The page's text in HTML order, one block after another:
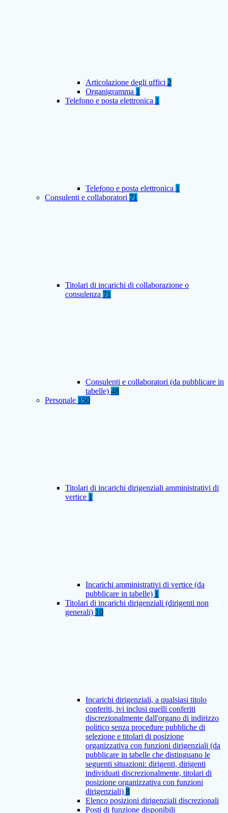
Articolazione degli uffici 2
Organigramma 1
Telefono e posta elettronica 1
Telefono e posta elettronica 1
Consulenti e collaboratori 71
Titolari di incarichi di collaborazione o
consulenza 71
Consulenti e collaboratori (da pubblicare in
tabelle) 48
Personale 150
Titolari di incarichi dirigenziali amministrativi di
vertice 1
Incarichi amministrativi di vertice (da
pubblicare in tabelle) 1
Titolari di incarichi dirigenziali (dirigenti non
generali) 10
Incarichi dirigenziali, a qualsiasi titolo
conferiti, ivi inclusi quelli conferiti
discrezionalmente dall'organo di indirizzo
politico senza procedure pubbliche di
selezione e titolari di posizione
organizzativa con funzioni dirigenziali (da
pubblicare in tabelle che distinguano le
seguenti situazioni: dirigenti, dirigenti
individuati discrezionalmente, titolari di
posizione organizzativa con funzioni
dirigenziali) 8
Elenco posizioni dirigenziali discrezionali
Posti di funzione disponibili